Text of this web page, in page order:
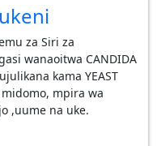
za Siri za
wanaoitwa CANDIDA
kama YEAST
mpira wa
,uume na uke.